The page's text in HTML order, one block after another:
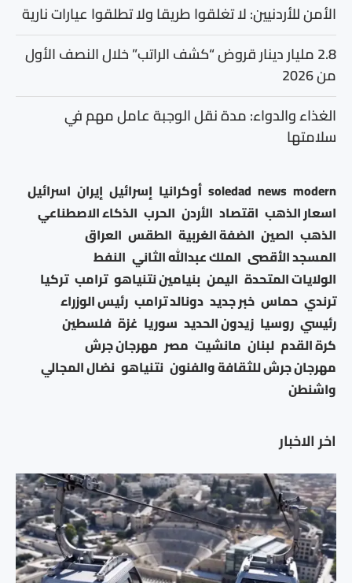
اخر الاخبار
الأمن للأردنيين: لا تغلقوا طريقا ولا تطلقوا عيارات نارية
2.8 مليار دينار قروض “كشف الراتب” خلال النصف الأول
من 2026
الغذاء والدواء: مدة نقل الوجبة عامل مهم في
سلامتها
modern
news
soledad أوكرانيا إسرائيل إيران اسرائيل
اسعار الذهب اقتصاد الأردن الحرب الذكاء الاصطناعي
الذهب الصين الضفة الغربية الطقس العراق
المسجد الأقصى الملك عبدالله الثاني النفط
الولايات المتحدة اليمن بنيامين نتنياهو ترامب تركيا
ترندي حماس خبر جديد دونالد ترامب رئيس الوزراء
رئيسي روسيا زيدون الحديد سوريا غزة فلسطين
كرة القدم لبنان مانشيت مصر مهرجان جرش
مهرجان جرش للثقافة والفنون نتنياهو نضال المجالي
واشنطن